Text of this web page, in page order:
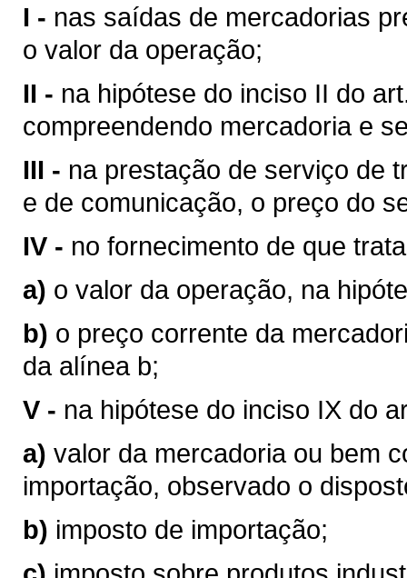
I - nas saídas de mercadorias
o valor da operação;
II - na hipótese do inciso II do
compreendendo mercadoria e
III - na prestação de serviço de
e de comunicação, o preço do
IV - no fornecimento de que
a) o valor da operação, na
b) o preço corrente da
da alínea b;
V - na hipótese do inciso IX do
a) valor da mercadoria ou bem
importação, observado o
b) imposto de importação;